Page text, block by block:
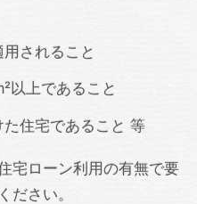
されること
²以上であること
住宅であること 等
宅ローン利用の有無で要
ださい。